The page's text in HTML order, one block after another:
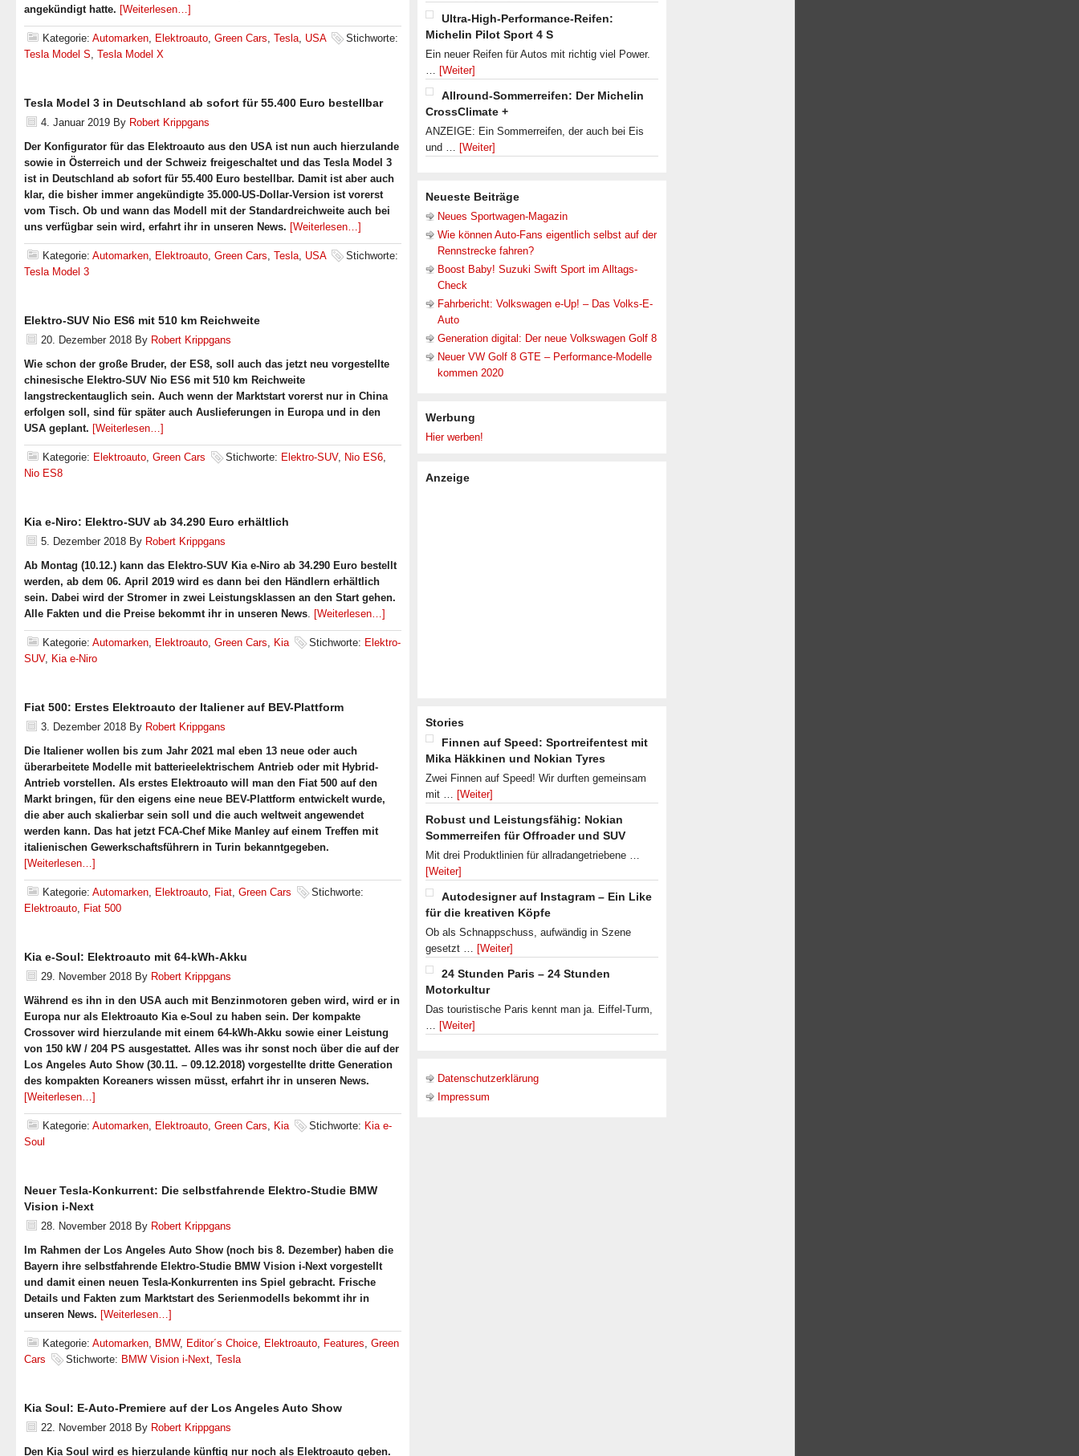
angekündigt hatte. [Weiterlesen…]
Kategorie: Automarken, Elektroauto, Green Cars, Tesla, USA
Stichworte:
Tesla Model S, Tesla Model X
Tesla Model 3 in Deutschland ab sofort für 55.400 Euro bestellbar
4. Januar 2019 By Robert Krippgans
Der Konfigurator für das Elektroauto aus den USA ist nun auch hierzulande
sowie in Österreich und der Schweiz freigeschaltet und das Tesla Model 3
ist in Deutschland ab sofort für 55.400 Euro bestellbar. Damit ist aber auch
klar, die bisher immer angekündigte 35.000-US-Dollar-Version ist vorerst
vom Tisch. Ob und wann das Modell mit der Standardreichweite auch bei
uns verfügbar sein wird, erfahrt ihr in unseren News. [Weiterlesen…]
Kategorie: Automarken, Elektroauto, Green Cars, Tesla, USA
Stichworte:
Tesla Model 3
Elektro-SUV Nio ES6 mit 510 km Reichweite
20. Dezember 2018 By Robert Krippgans
Wie schon der große Bruder, der ES8, soll auch das jetzt neu vorgestellte
chinesische Elektro-SUV Nio ES6 mit 510 km Reichweite
langstreckentauglich sein. Auch wenn der Marktstart vorerst nur in China
erfolgen soll, sind für später auch Auslieferungen in Europa und in den
USA geplant. [Weiterlesen…]
Kategorie: Elektroauto, Green Cars Stichworte: Elektro-SUV, Nio ES6,
Nio ES8
Kia e-Niro: Elektro-SUV ab 34.290 Euro erhältlich
5. Dezember 2018 By Robert Krippgans
Ab Montag (10.12.) kann das Elektro-SUV Kia e-Niro ab 34.290 Euro bestellt
werden, ab dem 06. April 2019 wird es dann bei den Händlern erhältlich
sein. Dabei wird der Stromer in zwei Leistungsklassen an den Start gehen.
Alle Fakten und die Preise bekommt ihr in unseren News. [Weiterlesen…]
Kategorie: Automarken, Elektroauto, Green Cars, Kia Stichworte: Elektro-
SUV, Kia e-Niro
Fiat 500: Erstes Elektroauto der Italiener auf BEV-Plattform
3. Dezember 2018 By Robert Krippgans
Die Italiener wollen bis zum Jahr 2021 mal eben 13 neue oder auch
überarbeitete Modelle mit batterieelektrischem Antrieb oder mit Hybrid-
Antrieb vorstellen. Als erstes Elektroauto will man den Fiat 500 auf den
Markt bringen, für den eigens eine neue BEV-Plattform entwickelt wurde,
die aber auch skalierbar sein soll und die auch weltweit angewendet
werden kann. Das hat jetzt FCA-Chef Mike Manley auf einem Treffen mit
italienischen Gewerkschaftsführern in Turin bekanntgegeben.
[Weiterlesen…]
Kategorie: Automarken, Elektroauto, Fiat, Green Cars
Stichworte:
Elektroauto, Fiat 500
Kia e-Soul: Elektroauto mit 64-kWh-Akku
29. November 2018 By Robert Krippgans
Während es ihn in den USA auch mit Benzinmotoren geben wird, wird er in
Europa nur als Elektroauto Kia e-Soul zu haben sein. Der kompakte
Crossover wird hierzulande mit einem 64-kWh-Akku sowie einer Leistung
von 150 kW / 204 PS ausgestattet. Alles was ihr sonst noch über die auf der
Los Angeles Auto Show (30.11. – 09.12.2018) vorgestellte dritte Generation
des kompakten Koreaners wissen müsst, erfahrt ihr in unseren News.
[Weiterlesen…]
Kategorie: Automarken, Elektroauto, Green Cars, Kia Stichworte: Kia e-
Soul
Neuer Tesla-Konkurrent: Die selbstfahrende Elektro-Studie BMW
Vision i-Next
28. November 2018 By Robert Krippgans
Im Rahmen der Los Angeles Auto Show (noch bis 8. Dezember) haben die
Bayern ihre selbstfahrende Elektro-Studie BMW Vision i-Next vorgestellt
und damit einen neuen Tesla-Konkurrenten ins Spiel gebracht. Frische
Details und Fakten zum Marktstart des Serienmodells bekommt ihr in
unseren News. [Weiterlesen…]
Kategorie: Automarken, BMW, Editor´s Choice, Elektroauto, Features, Green
Cars
Stichworte: BMW Vision i-Next, Tesla
Kia Soul: E-Auto-Premiere auf der Los Angeles Auto Show
22. November 2018 By Robert Krippgans
Den Kia Soul wird es hierzulande künftig nur noch als Elektroauto geben.
Ultra-High-Performance-Reifen:
Michelin Pilot Sport 4 S
Ein neuer Reifen für Autos mit richtig viel Power.
… [Weiter]
Allround-Sommerreifen: Der Michelin
CrossClimate +
ANZEIGE: Ein Sommerreifen, der auch bei Eis
und … [Weiter]
Neueste Beiträge
Neues Sportwagen-Magazin
Wie können Auto-Fans eigentlich selbst auf der
Rennstrecke fahren?
Boost Baby! Suzuki Swift Sport im Alltags-
Check
Fahrbericht: Volkswagen e-Up! – Das Volks-E-
Auto
Generation digital: Der neue Volkswagen Golf 8
Neuer VW Golf 8 GTE – Performance-Modelle
kommen 2020
Werbung
Hier werben!
Anzeige
Stories
Finnen auf Speed: Sportreifentest mit
Mika Häkkinen und Nokian Tyres
Zwei Finnen auf Speed! Wir durften gemeinsam
mit … [Weiter]
Robust und Leistungsfähig: Nokian
Sommerreifen für Offroader und SUV
Mit drei Produktlinien für allradangetriebene …
[Weiter]
Autodesigner auf Instagram – Ein Like
für die kreativen Köpfe
Ob als Schnappschuss, aufwändig in Szene
gesetzt … [Weiter]
24 Stunden Paris – 24 Stunden
Motorkultur
Das touristische Paris kennt man ja. Eiffel-Turm,
… [Weiter]
Datenschutzerklärung
Impressum